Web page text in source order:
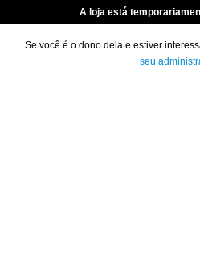
A loja está
Se você é o dono dela e estiver
seu